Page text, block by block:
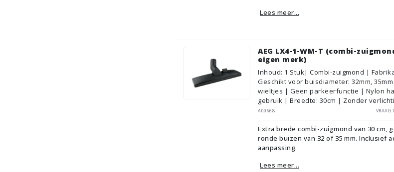
Lees meer...
AEG LX4-1-WM-T (combi-
eigen merk)
Inhoud: 1 Stuk| Combi-zuigmond |
Geschikt voor buisdiameter: 32mm,
wieltjes | Geen parkeerfunctie | Nylon
gebruik | Breedte: 30cm | Zonder
kliksysteem | Zwart | Alternatief |
vloertype: Plavuizen/Tegels, Parket/
Tapijt/Vloerbedekking
A00668 Vraag
Extra brede combi-zuigmond van 30 cm,
ronde buizen van 32 of 35 mm. Inclusief
aanpassing.
Lees meer...